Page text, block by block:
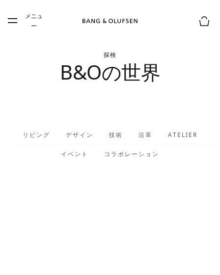
Skip to main footer
メニュ
ー
探検
B&Oの世界
リビング デザイン 技術 沿革 ATELIER
イベント コラボレーション